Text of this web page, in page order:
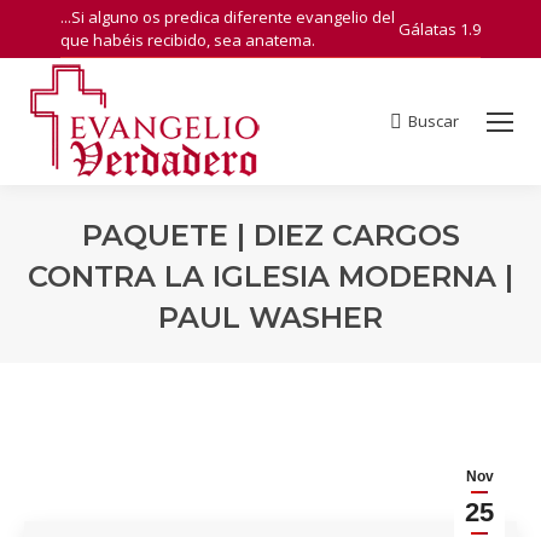
...Si alguno os predica diferente evangelio del
que habéis recibido, sea anatema.
Gálatas 1.9
Search:
Buscar
PAQUETE | DIEZ CARGOS
CONTRA LA IGLESIA MODERNA |
PAUL WASHER
Nov
25